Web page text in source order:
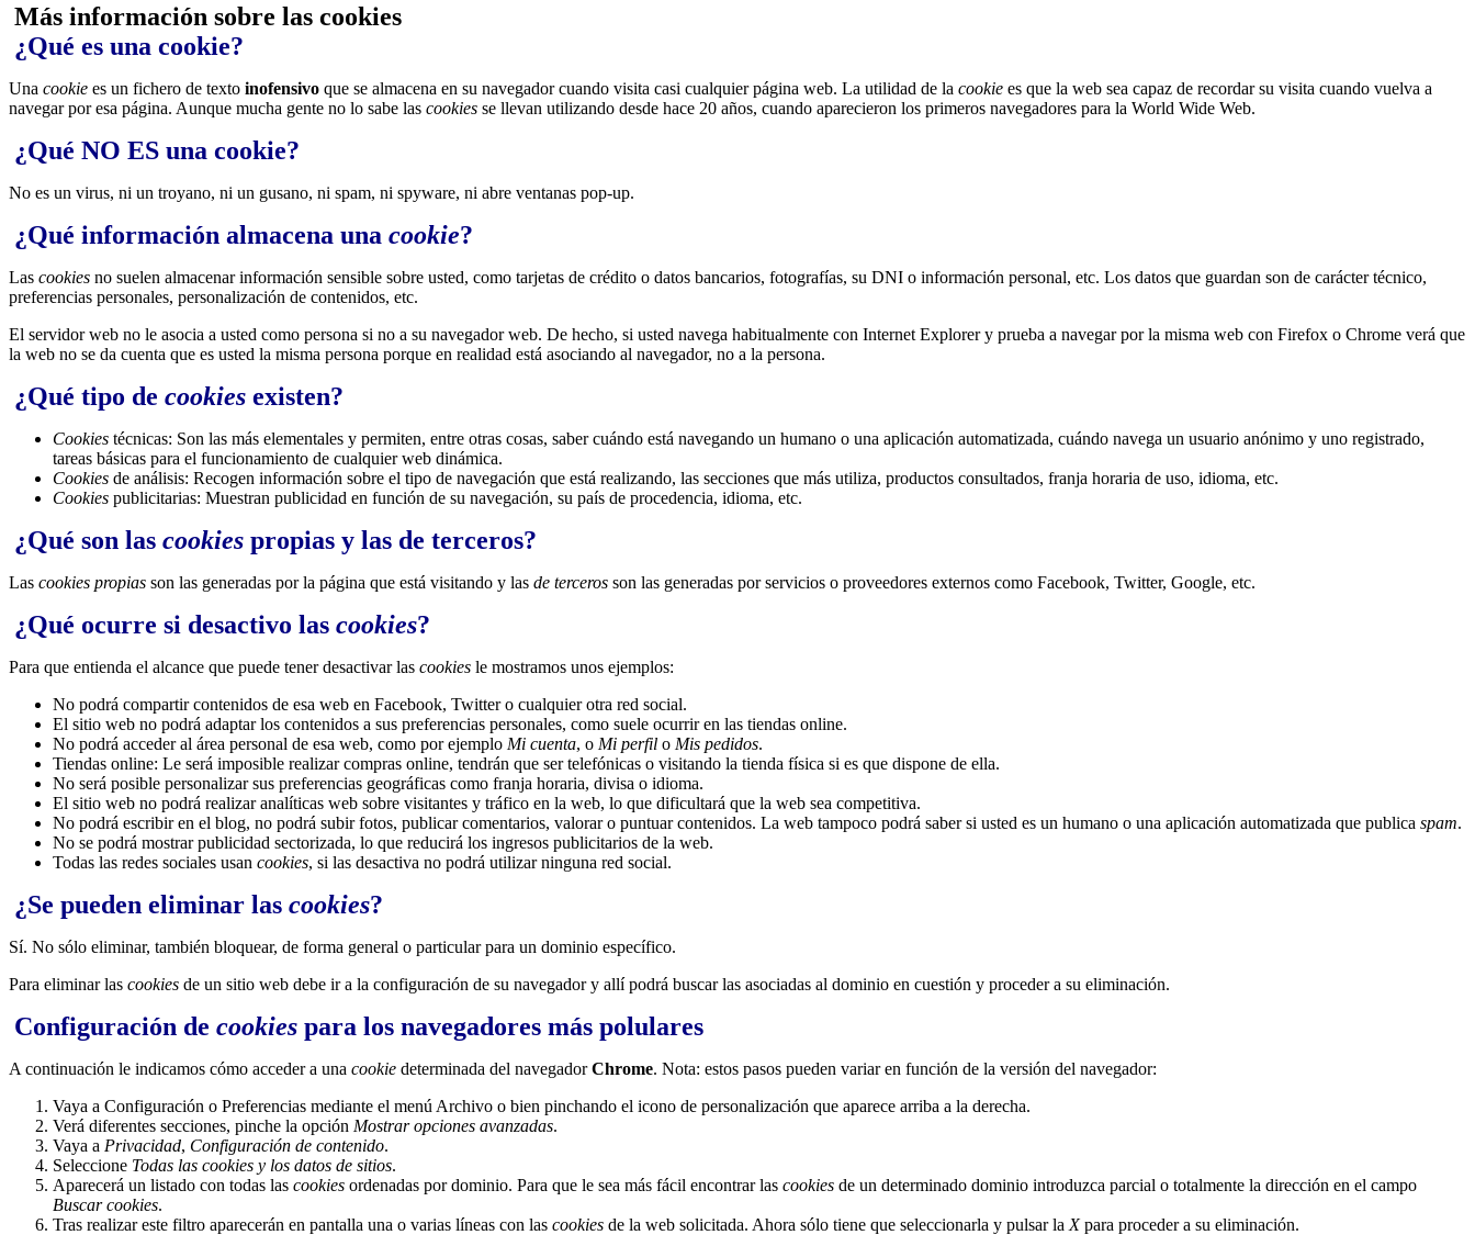
Más información sobre las cookies
¿Qué es una cookie?
Una cookie es un fichero de texto inofensivo que se almacena en su navegador cuando visita casi cualquier página web. La utilidad de la cookie es que la web sea capaz de recordar su visita cuando vuelva a
navegar por esa página. Aunque mucha gente no lo sabe las cookies se llevan utilizando desde hace 20 años, cuando aparecieron los primeros navegadores para la World Wide Web.
¿Qué NO ES una cookie?
No es un virus, ni un troyano, ni un gusano, ni spam, ni spyware, ni abre ventanas pop-up.
¿Qué información almacena una cookie?
Las cookies no suelen almacenar información sensible sobre usted, como tarjetas de crédito o datos bancarios, fotografías, su DNI o información personal, etc. Los datos que guardan son de carácter técnico,
preferencias personales, personalización de contenidos, etc.
El servidor web no le asocia a usted como persona si no a su navegador web. De hecho, si usted navega habitualmente con Internet Explorer y prueba a navegar por la misma web con Firefox o Chrome verá que
la web no se da cuenta que es usted la misma persona porque en realidad está asociando al navegador, no a la persona.
¿Qué tipo de cookies existen?
Cookies técnicas: Son las más elementales y permiten, entre otras cosas, saber cuándo está navegando un humano o una aplicación automatizada, cuándo navega un usuario anónimo y uno registrado,
tareas básicas para el funcionamiento de cualquier web dinámica.
Cookies de análisis: Recogen información sobre el tipo de navegación que está realizando, las secciones que más utiliza, productos consultados, franja horaria de uso, idioma, etc.
Cookies publicitarias: Muestran publicidad en función de su navegación, su país de procedencia, idioma, etc.
¿Qué son las cookies propias y las de terceros?
Las cookies propias son las generadas por la página que está visitando y las de terceros son las generadas por servicios o proveedores externos como Facebook, Twitter, Google, etc.
¿Qué ocurre si desactivo las cookies?
Para que entienda el alcance que puede tener desactivar las cookies le mostramos unos ejemplos:
No podrá compartir contenidos de esa web en Facebook, Twitter o cualquier otra red social.
El sitio web no podrá adaptar los contenidos a sus preferencias personales, como suele ocurrir en las tiendas online.
No podrá acceder al área personal de esa web, como por ejemplo Mi cuenta, o Mi perfil o Mis pedidos.
Tiendas online: Le será imposible realizar compras online, tendrán que ser telefónicas o visitando la tienda física si es que dispone de ella.
No será posible personalizar sus preferencias geográficas como franja horaria, divisa o idioma.
El sitio web no podrá realizar analíticas web sobre visitantes y tráfico en la web, lo que dificultará que la web sea competitiva.
No podrá escribir en el blog, no podrá subir fotos, publicar comentarios, valorar o puntuar contenidos. La web tampoco podrá saber si usted es un humano o una aplicación automatizada que publica spam.
No se podrá mostrar publicidad sectorizada, lo que reducirá los ingresos publicitarios de la web.
Todas las redes sociales usan cookies, si las desactiva no podrá utilizar ninguna red social.
¿Se pueden eliminar las cookies?
Sí. No sólo eliminar, también bloquear, de forma general o particular para un dominio específico.
Para eliminar las cookies de un sitio web debe ir a la configuración de su navegador y allí podrá buscar las asociadas al dominio en cuestión y proceder a su eliminación.
Configuración de cookies para los navegadores más polulares
A continuación le indicamos cómo acceder a una cookie determinada del navegadorChrome. Nota: estos pasos pueden variar en función de la versión del navegador:
Vaya a Configuración o Preferencias mediante el menú Archivo o bien pinchando el icono de personalización que aparece arriba a la derecha.
Verá diferentes secciones, pinche la opción Mostrar opciones avanzadas.
Vaya a Privacidad, Configuración de contenido.
Seleccione Todas las cookies y los datos de sitios.
Aparecerá un listado con todas las cookies ordenadas por dominio. Para que le sea más fácil encontrar las cookies de un determinado dominio introduzca parcial o totalmente la dirección en el campo
Buscar cookies.
Tras realizar este filtro aparecerán en pantalla una o varias líneas con las cookies de la web solicitada. Ahora sólo tiene que seleccionarla y pulsar la Xpara proceder a su eliminación.